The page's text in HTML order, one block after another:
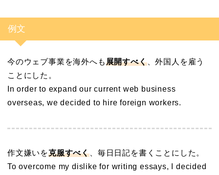
例文
今のウェブ事業を海外へも展開すべく、外国人を雇う
ことにした。
In order to expand our current web business
overseas, we decided to hire foreign workers.
作文嫌いを克服すべく 、毎日日記を書くことにした。
To overcome my dislike for writing essays, I decided